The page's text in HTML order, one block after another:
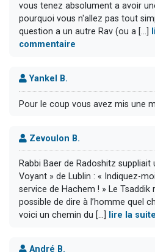
vous tenez absolument a avoir
pourquoi vous n'allez pas tout
question a un autre Rav (ou a [...]
commentaire
Yankel B.
Pour le coup vous avez mis une
Zevoulon B.
Rabbi Baer de Radoshitz
Voyant » de Lublin : « Indiquez-
service de Hachem ! » Le Tsaddik
possible de dire à l’homme quel
voici un chemin du [...]
lire la
André B.